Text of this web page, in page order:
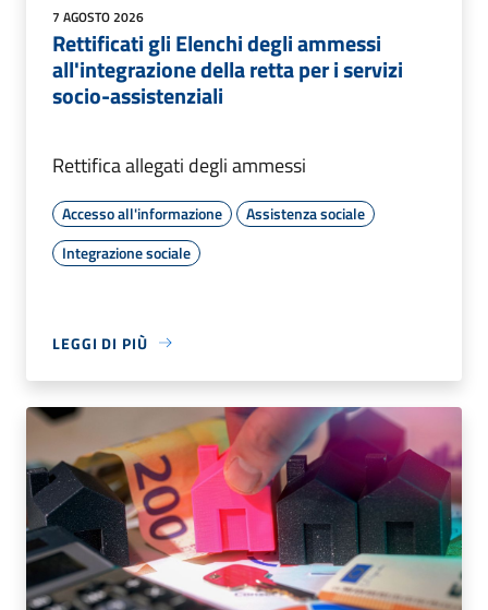
7 AGOSTO 2026
Rettificati gli Elenchi degli ammessi
all'integrazione della retta per i servizi
socio-assistenziali
Rettifica allegati degli ammessi
Accesso all'informazione
Assistenza sociale
Integrazione sociale
LEGGI DI PIÙ